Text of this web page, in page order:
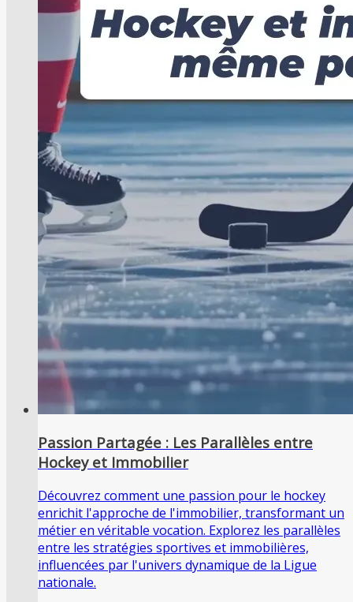
Passion Partagée : Les Parallèles entre
Hockey et Immobilier
Découvrez comment une passion pour le hockey
enrichit l'approche de l'immobilier, transformant un
métier en véritable vocation. Explorez les parallèles
entre les stratégies sportives et immobilières,
influencées par l'univers dynamique de la Ligue
nationale.